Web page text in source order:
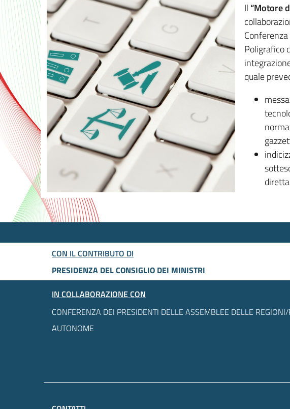
Il “Motore
Poligrafico
quale
CON IL CONTRIBUTO DI
PRESIDENZA DEL CONSIGLIO DEI MINISTRI
IN COLLABORAZIONE CON
CONFERENZA DEI PRESIDENTI DELLE ASSEMBLEE DELLE
AUTONOME